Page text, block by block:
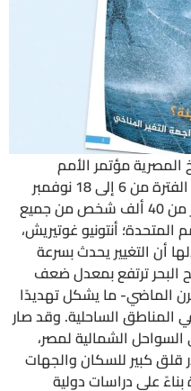
مؤتمر الأمم
المتحدة لتغير المناخ COP27، خلال الفترة من 6 إلى 18 نوفمبر
الجاري 2022، وبحضور ما يُقدَّر بأكثر من 40 ألف شخص من جميع
المتحدة؛ أنتونيو غوتيريش،
أن التغيير يحدث بسرعة
البحر ترتفع بمعدل ضعف
الماضي- ما يشكل تهديدًا
المناطق الساحلية. وقد صار
الشمالية لمصر،
قلق كبير للسكان والجهات
بناءً على دراسات دولية